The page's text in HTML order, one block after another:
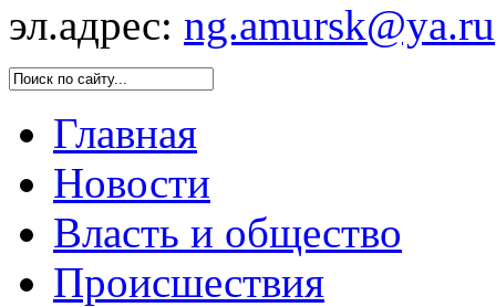
эл.адрес: ng.amursk@ya.ru
Главная
Новости
Власть и общество
Происшествия